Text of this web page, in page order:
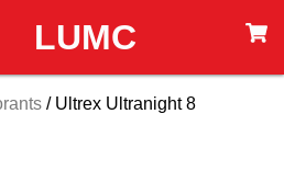
LUMC
/ Ultrex Ultranight 8